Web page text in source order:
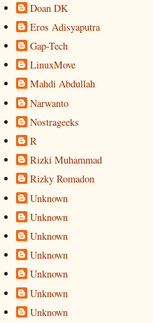
Doan DK
Eros Adisyaputra
Gap-Tech
LinuxMove
Mahdi Abdullah
Narwanto
Nostrageeks
R
Rizki Muhammad
Rizky Romadon
Unknown
Unknown
Unknown
Unknown
Unknown
Unknown
Unknown